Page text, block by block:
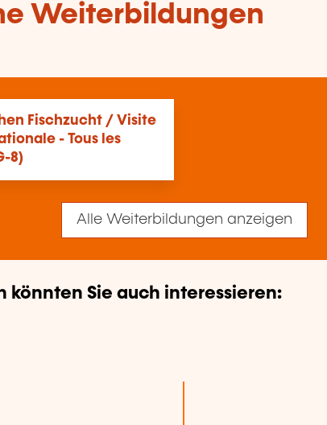
Weiterbildungen
Fischzucht / Visite
- Tous les
8)
Alle Weiterbildungen anzeigen
könnten Sie auch interessieren: